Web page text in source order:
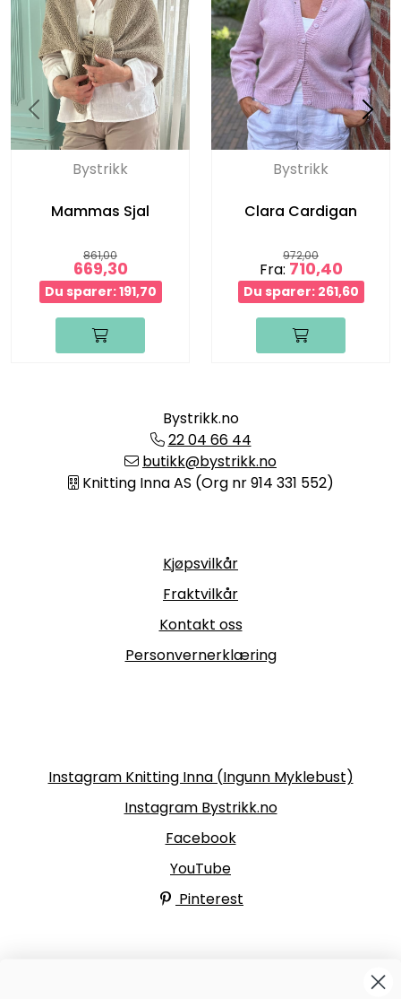
Bystrikk
Mammas Sjal
861,00
669,30
Du sparer: 191,70
Bystrikk
Clara Cardigan
972,00
Fra: 710,40
Du sparer: 261,60
Bystrikk.no
22 04 66 44
butikk@bystrikk.no
Knitting Inna AS (Org nr 914 331 552)
Kjøpsvilkår
Fraktvilkår
Kontakt oss
Personvernerklæring
Instagram Knitting Inna (Ingunn Myklebust)
Instagram Bystrikk.no
Facebook
YouTube
Pinterest